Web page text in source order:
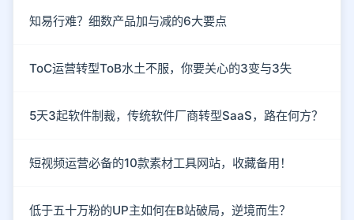
知易行难？细数产品加与减的6大要点
ToC运营转型ToB水土不服，你要关心的3变与3失
5天3起软件制裁，传统软件厂商转型SaaS，路在何方？
短视频运营必备的10款素材工具网站，收藏备用！
低于五十万粉的UP主如何在B站破局，逆境而生？